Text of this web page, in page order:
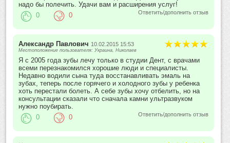
надо бы полечить. Удачи вам и расширения услуг!
Ответить/дополнить отзыв
0 0
Александр Павлович 10.02.2015 15:53
Местоположение пользователя: Украина, Николаев
Я с 2005 года зубы лечу только в студии Дент, с врачами
всеми перезнакомился хорошие люди и специалисты.
Недавно водили сына туда восстанавливать эмаль на
зубах, теперь после горячего и холодного зубы у ребенка
хоть перестали болеть. А себе зубы хочу отбелить, но на
консультации сказали что сначала камни ультразвуком
нужно поубирать.
Ответить/дополнить отзыв
0 0